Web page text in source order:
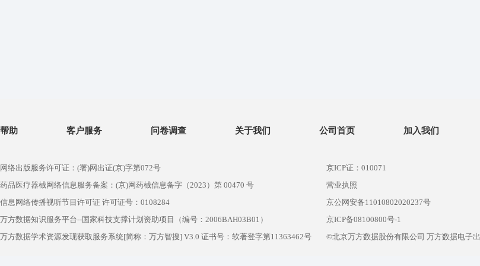
帮助 客户服务 问卷调查 关于我们 公司首页 加入我们
网络出版服务许可证：(署)网出证(京)字第072号
药品医疗器械网络信息服务备案：(京)网药械信息备字（2023）第 00470 号
信息网络传播视听节目许可证 许可证号：0108284
万方数据知识服务平台--国家科技支撑计划资助项目（编号：2006BAH03B01）
万方数据学术资源发现获取服务系统[简称：万方智搜] V3.0 证书号：软著登字第11363462号
京ICP证：010071
营业执照
京公网安备11010802020237号
京ICP备08100800号-1
©北京万方数据股份有限公司 万方数据电子